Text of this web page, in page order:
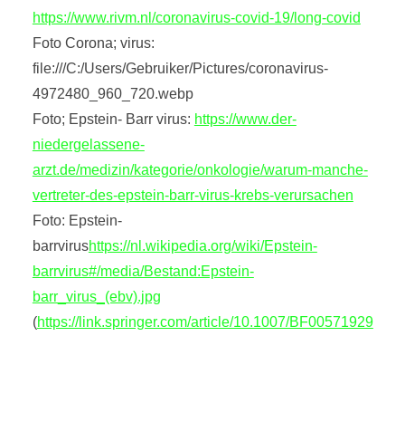
https://www.rivm.nl/coronavirus-covid-19/long-covid
Foto Corona; virus:
file:///C:/Users/Gebruiker/Pictures/coronavirus-
4972480_960_720.webp
Foto; Epstein- Barr virus: https://www.der-
niedergelassene-
arzt.de/medizin/kategorie/onkologie/warum-manche-
vertreter-des-epstein-barr-virus-krebs-verursachen
Foto: Epstein-
barrvirushttps://nl.wikipedia.org/wiki/Epstein-
barrvirus#/media/Bestand:Epstein-
barr_virus_(ebv).jpg
(https://link.springer.com/article/10.1007/BF00571929